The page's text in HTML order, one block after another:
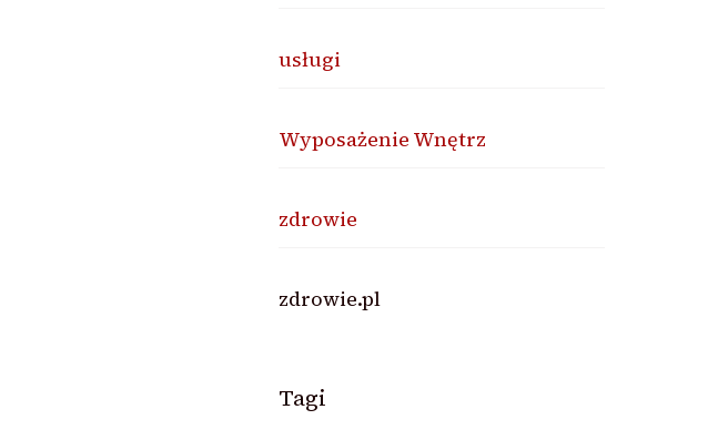
usługi
Wyposażenie Wnętrz
zdrowie
zdrowie.pl
Tagi